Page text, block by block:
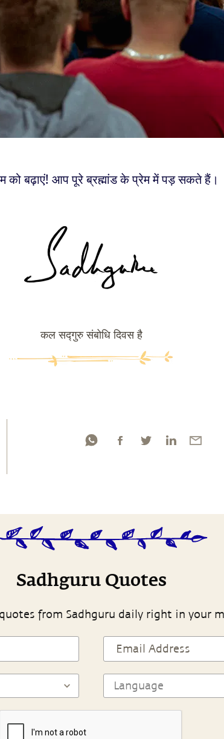
को बढ़ाएं! आप पूरे ब्रह्मांड के प्रेम में पड़ सकते हैं।
कल सद्गुरु संबोधि दिवस है
Sadhguru Quotes
from Sadhguru daily right in your